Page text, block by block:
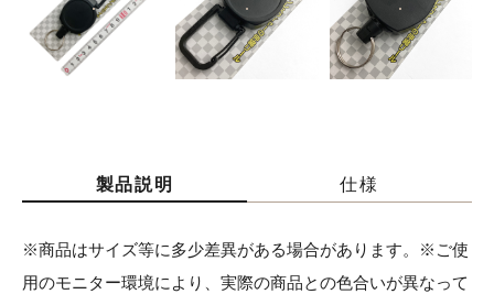
製品説明 仕様
※商品はサイズ等に多少差異がある場合があります。※ご使
用のモニター環境により、実際の商品との色合いが異なって